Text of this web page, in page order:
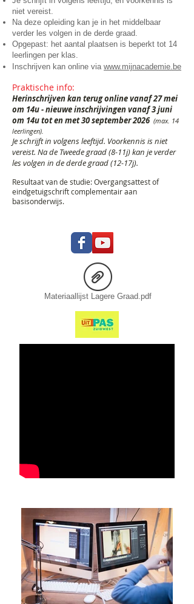
niet vereist.
Na deze opleiding kan je in het middelbaar
verder les volgen in de derde graad.
Opgepast: het aantal plaatsen is beperkt tot 14
leerlingen per klas.
Inschrijven kan online via www.mijnacademie.be
Praktische info:
Herinschrijven kan terug online vanaf 27 mei
om 14u - nieuwe inschrijvingen vanaf 3 juni
om 14u tot en met 30 september 2026 (max. 14
leerlingen).
Je schrijft in volgens leeftijd. Voorkennis is niet
vereist. Na de Tweede graad (8-11j) kan je verder
les volgen in de derde graad (12-17j).
Resultaat van de studie: Overgangsattest of
eindgetuigschrift complementair aan
basisonderwijs.
Materiaallijst Lagere Graad.pdf